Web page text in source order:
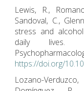
Lewis, R.,
Sandoval, C.,
stress and
daily lives.
https://doi.org/
Lozano-